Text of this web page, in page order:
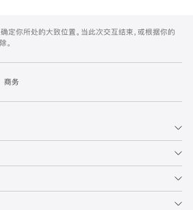
定你所处的大致位置。当此次交互结束，或根据你的
。
商务